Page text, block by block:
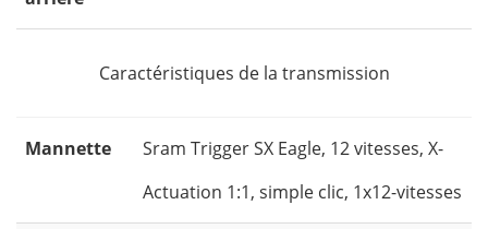
Caractéristiques de la transmission
Mannette
Sram Trigger SX Eagle, 12 vitesses, X-
Actuation 1:1, simple clic, 1x12-vitesses